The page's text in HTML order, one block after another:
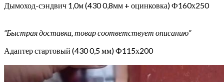
Дымоход-сэндвич 1,0м (430 0,8мм + оцинковка) Ф160х250
“Быстрая доставка, товар соответствует описанию”
Адаптер стартовый (430 0,5 мм) Ф115х200